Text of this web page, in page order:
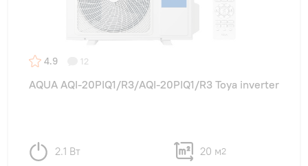
4.9 12
AQUA AQI-20PIQ1/R3/AQI-20PIQ1/R3 Toya inverter
2.1 Вт 20 м2